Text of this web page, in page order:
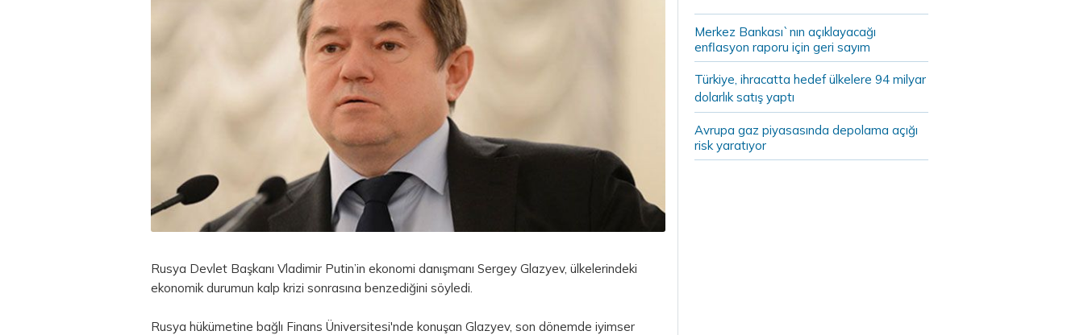
Rusya Devlet Başkanı Vladimir Putin’in ekonomi danışmanı Sergey Glazyev, ülkelerindeki
ekonomik durumun kalp krizi sonrasına benzediğini söyledi.
Rusya hükümetine bağlı Finans Üniversitesi'nde konuşan Glazyev, son dönemde iyimser
Merkez Bankası`nın açıklayacağı
enflasyon raporu için geri sayım
Türkiye, ihracatta hedef ülkelere 94 milyar
dolarlık satış yaptı
Avrupa gaz piyasasında depolama açığı
risk yaratıyor